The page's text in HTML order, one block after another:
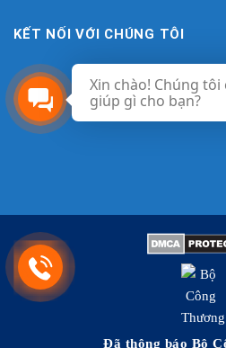
KẾT NỐI VỚI CHÚNG TÔI
Đã thông báo Bộ
Xin chào! Chúng tôi
giúp gì cho bạn?